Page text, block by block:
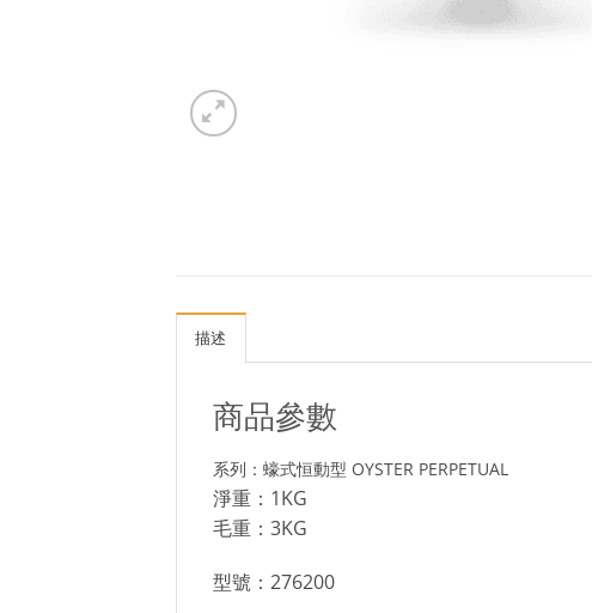
描述
商品參數
系列：蠔式恒動型 OYSTER PERPETUAL
淨重：1KG
毛重：3KG
型號：276200